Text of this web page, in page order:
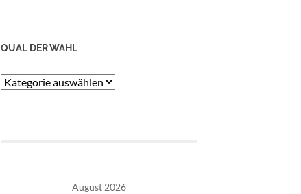
QUAL DER WAHL
Qual
August 2026